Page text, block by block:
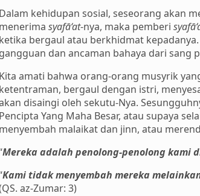
Dalam kehidupan sosial, seseorang akan
menerima syafā‘at-nya, maka pemberi
ketika bergaul atau berkhidmat
gangguan dan ancaman bahaya dari sang
Kita amati bahwa orang-orang musyrik
ketentraman, bergaul dengan istri,
disaingi oleh sekutu-Nya.
Pencipta Yang Maha Besar, atau supaya
menyembah malaikat dan jinn, atau
Mereka adalah penolong-penolong kami
Kami tidak menyembah mereka
az-Zumar: 3)